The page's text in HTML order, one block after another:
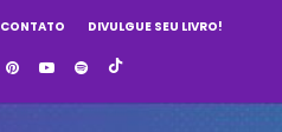
CONTATO DIVULGUE SEU LIVRO!